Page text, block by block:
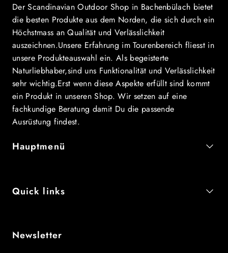
Der Scandinavian Outdoor Shop in Bachenbülach bietet
die besten Produkte aus dem Norden, die sich durch ein
Höchstmass an Qualität und Verlässlichkeit
auszeichnen.Unsere Erfahrung im Tourenbereich fliesst in
unsere Produkteauswahl ein. Als begeisterte
Naturliebhaber,sind uns Funktionalität und Verlässlichkeit
sehr wichtig.Erst wenn diese Aspekte erfüllt sind kommt
ein Produkt in unseren Shop. Wir setzen auf eine
fachkundige Beratung damit Du die passende
Ausrüstung findest.
Hauptmenü
Quick links
Newsletter